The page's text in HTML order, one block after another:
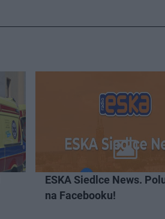
ESKA Siedlce News.
na Facebooku!